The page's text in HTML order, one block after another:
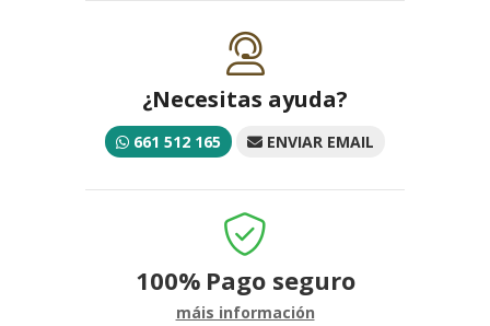
¿Necesitas ayuda?
661 512 165 ENVIAR EMAIL
100% Pago seguro
máis información